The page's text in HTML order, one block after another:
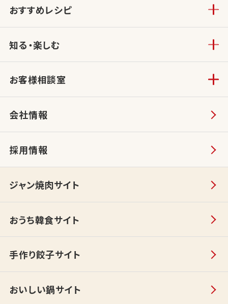
おすすめレシピ
知る・楽しむ
お客様相談室
会社情報
採用情報
ジャン焼肉サイト
おうち韓食サイト
手作り餃子サイト
おいしい鍋サイト